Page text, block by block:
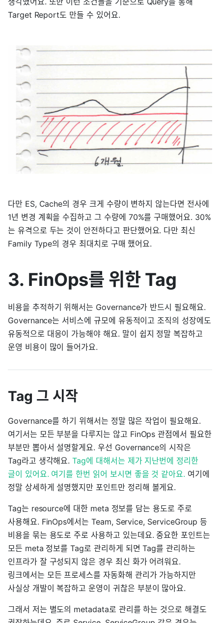
Target Report도 만들 수 있어요.
다만 ES, Cache의 경우 크게 수량이 변하지 않는다면 전사에
1년 변경 계획을 수집하고 그 수량에 70%를 구매했어요. 30%
는 유격으로 두는 것이 안전하다고 판단했어요. 다만 최신
Family Type의 경우 최대치로 구매 했어요.
3. FinOps를 위한 Tag
비용을 추적하기 위해서는 Governance가 반드시 필요해요.
Governance는 서비스에 규모에 유동적이고 조직의 성장에도
유동적으로 대응이 가능해야 해요. 말이 쉽지 정말 복잡하고
운영 비용이 많이 들어가요.
Tag 그 시작
Governance를 하기 위해서는 정말 많은 작업이 필요해요.
여기서는 모든 부분을 다루지는 않고 FinOps 관점에서 필요한
부분만 뽑아서 설명할게요. 우선 Governance의 시작은
Tag라고 생각해요.Tag에 대해서는 제가 지난번에 정리한
글이 있어요. 여기를 한번 읽어 보시면 좋을 것 같아요. 여기에
정말 상세하게 설명했지만 포인트만 정리해 볼게요.
Tag는 resource에 대한 meta 정보를 담는 용도로 주로
사용해요. FinOps에서는 Team, Service, ServiceGroup 등
비용을 묶는 용도로 주로 사용하고 있는데요. 중요한 포인트는
모든 meta 정보를 Tag로 관리하게 되면 Tag를 관리하는
인프라가 잘 구성되지 않은 경우 최신 화가 어려워요.
링크에서는 모든 프로세스를 자동화해 관리가 가능하지만
사실상 개발이 복잡하고 운영이 귀찮은 부분이 많아요.
그래서 저는 별도의 metadata로 관리를 하는 것으로 해결도